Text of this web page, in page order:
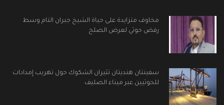
مخاوف متزايدة على حياة الشيخ جبران التام وسط
رفض حوثي لعرض الصلح
سفينتان هنديتان تثيران الشكوك حول تهريب إمدادات
للحوثيين عبر ميناء الصليف